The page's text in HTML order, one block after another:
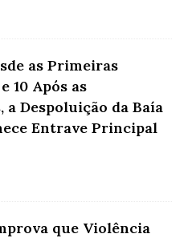
as Primeiras
10 Após as
a Despoluição da Baía
Entrave Principal
que Violência